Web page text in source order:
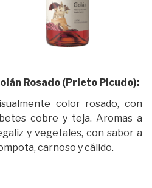
Rosado (Prieto Picudo):
color rosado, con
cobre y teja. Aromas a
y vegetales, con sabor a
carnoso y cálido.